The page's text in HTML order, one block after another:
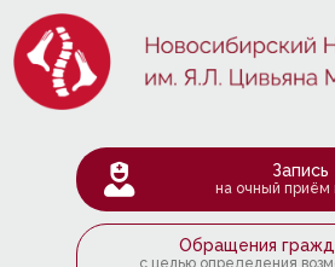
Запись
на очный приём
Обращения